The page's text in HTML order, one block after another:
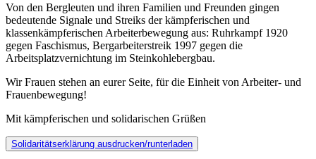
Von den Bergleuten und ihren Familien und Freunden gingen
bedeutende Signale und Streiks der kämpferischen und
klassenkämpferischen Arbeiterbewegung aus: Ruhrkampf 1920
gegen Faschismus, Bergarbeiterstreik 1997 gegen die
Arbeitsplatzvernichtung im Steinkohlebergbau.
Wir Frauen stehen an eurer Seite, für die Einheit von Arbeiter- und
Frauenbewegung!
Mit kämpferischen und solidarischen Grüßen
Solidaritätserklärung ausdrucken/runterladen